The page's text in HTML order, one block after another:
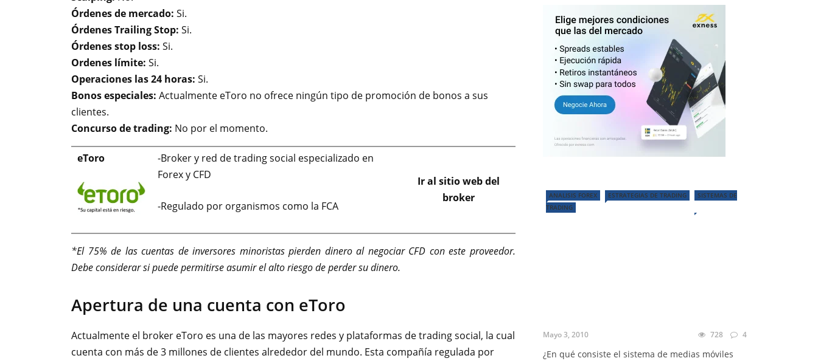
Órdenes de mercado: Si.
Órdenes Trailing Stop: Si.
Órdenes stop loss: Si.
Ordenes límite: Si.
Operaciones las 24 horas: Si.
Bonos especiales: Actualmente eToro no ofrece ningún tipo de promoción de bonos a sus
clientes.
Concurso de trading: No por el momento.
eToro
-Broker y red de trading social especializado en
Forex y CFD
-Regulado por organismos como la FCA
Ir al sitio web del
broker
*El 75% de las cuentas de inversores minoristas pierden dinero al negociar CFD con este proveedor.
Debe considerar si puede permitirse asumir el alto riesgo de perder su dinero.
Apertura de una cuenta con eToro
Actualmente el broker eToro es una de las mayores redes y plataformas de trading social, la cual
cuenta con más de 3 millones de clientes alrededor del mundo. Esta compañía regulada por
ANALISIS FOREX ESTRATEGIAS DE TRADING
SISTEMAS DE
TRADING
Mayo 3, 2010 728 4
¿En qué consiste el sistema de medias móviles